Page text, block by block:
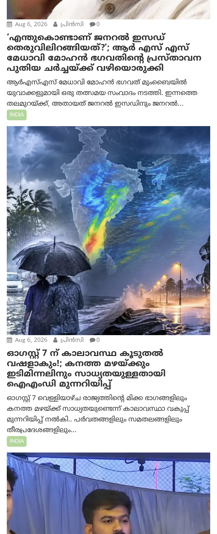
Aug 6, 2026 പ്രിന്‍സി 0
‘എന്തുകൊണ്ടാണ് ജനറൽ ഇസഡ്
തെരുവിലിറങ്ങിയത്?’; ആര്‍ എസ് എസ്
മേധാവി മോഹൻ ഭഗവതിന്റെ പ്രസ്താവന
പുതിയ ചര്‍ച്ചയ്ക്ക് വഴിയൊരുക്കി
ആർ‌എസ്‌എസ് മേധാവി മോഹൻ ഭഗവത് മുംബൈയിൽ
യുവാക്കളുമായി ഒരു തത്സമയ സംവാദം നടത്തി. ഇന്നത്തെ
തലമുറയ്ക്ക്, അതായത് ജനറൽ ഇസഡിനും ജനറൽ...
INDIA
Aug 6, 2026 പ്രിന്‍സി 0
ഓഗസ്റ്റ് 7 ന് കാലാവസ്ഥ കൂടുതൽ
വഷളാകും!; കനത്ത മഴയ്ക്കും
ഇടിമിന്നലിനും സാധ്യതയുള്ളതായി
ഐഎംഡി മുന്നറിയിപ്പ്
ഓഗസ്റ്റ് 7 വെള്ളിയാഴ്ച രാജ്യത്തിന്റെ മിക്ക ഭാഗങ്ങളിലും
കനത്ത മഴയ്ക്ക് സാധ്യതയുണ്ടെന്ന് കാലാവസ്ഥാ വകുപ്പ്
മുന്നറിയിപ്പ് നൽകി.. പർവതങ്ങളിലും സമതലങ്ങളിലും
തീരപ്രദേശങ്ങളിലും...
INDIA